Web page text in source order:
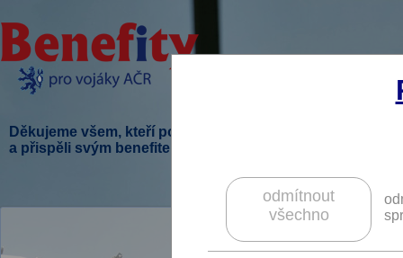
Děkujeme všem, kteří podpořili tento projekt
a přispěli svým benefitem.
odmítnout
všechno